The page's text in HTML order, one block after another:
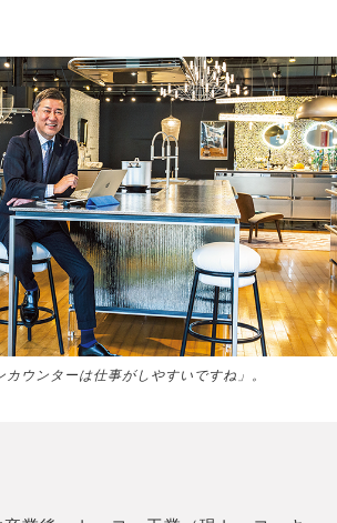
ウンターは仕事がしやすいですね」。